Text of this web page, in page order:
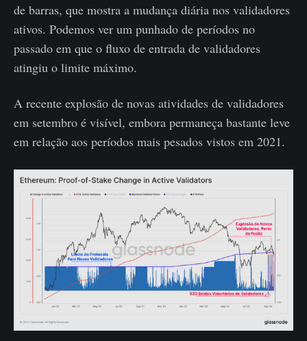
de barras, que mostra a mudança diária nos validadores
ativos. Podemos ver um punhado de períodos no
passado em que o fluxo de entrada de validadores
atingiu o limite máximo.
A recente explosão de novas atividades de validadores
em setembro é visível, embora permaneça bastante leve
em relação aos períodos mais pesados ​​vistos em 2021.